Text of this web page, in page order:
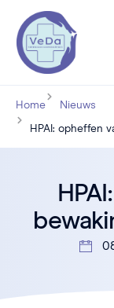
Home
Nieuws
HPAI: opheffen